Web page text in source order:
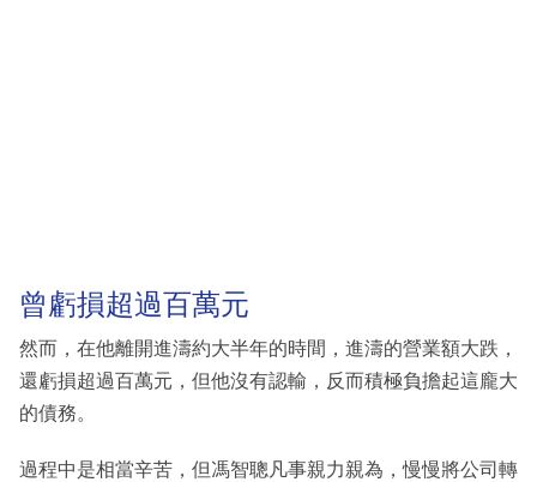
曾虧損超過百萬元
然而，在他離開進濤約大半年的時間，進濤的營業額大跌，
還虧損超過百萬元，但他沒有認輸，反而積極負擔起這龐大
的債務。
過程中是相當辛苦，但馮智聰凡事親力親為，慢慢將公司轉